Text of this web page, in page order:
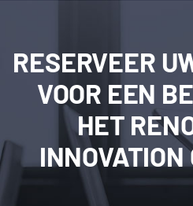
RESERVEER
VOOR EEN
HET